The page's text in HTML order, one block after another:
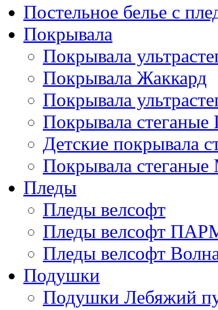
Постельное белье с
Покрывала
Покрывала
Покрывала Жаккард
Покрывала
Покрывала стеганые
Детские покрывала
Покрывала
Пледы
Пледы велсофт
Пледы велсофт
Пледы велсофт
Подушки
Подушки Лебяжий